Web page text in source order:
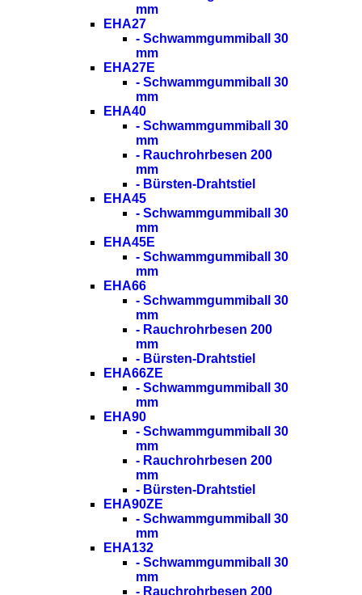
mm
EHA27
- Schwammgummiball 30
mm
EHA27E
- Schwammgummiball 30
mm
EHA40
- Schwammgummiball 30
mm
- Rauchrohrbesen 200
mm
- Bürsten-Drahtstiel
EHA45
- Schwammgummiball 30
mm
EHA45E
- Schwammgummiball 30
mm
EHA66
- Schwammgummiball 30
mm
- Rauchrohrbesen 200
mm
- Bürsten-Drahtstiel
EHA66ZE
- Schwammgummiball 30
mm
EHA90
- Schwammgummiball 30
mm
- Rauchrohrbesen 200
mm
- Bürsten-Drahtstiel
EHA90ZE
- Schwammgummiball 30
mm
EHA132
- Schwammgummiball 30
mm
- Rauchrohrbesen 200